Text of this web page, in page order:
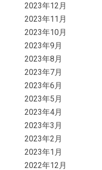
2023年12月
2023年11月
2023年10月
2023年9月
2023年8月
2023年7月
2023年6月
2023年5月
2023年4月
2023年3月
2023年2月
2023年1月
2022年12月